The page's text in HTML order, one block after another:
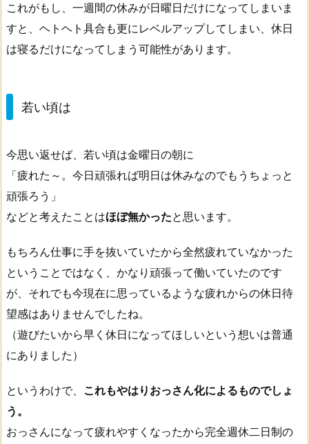
これがもし、一週間の休みが日曜日だけになってしまいま
すと、ヘトヘト具合も更にレベルアップしてしまい、休日
は寝るだけになってしまう可能性があります。
若い頃は
今思い返せば、若い頃は金曜日の朝に
「疲れた～。今日頑張れば明日は休みなのでもうちょっと
頑張ろう」
などと考えたことはほぼ無かったと思います。
もちろん仕事に手を抜いていたから全然疲れていなかった
ということではなく、かなり頑張って働いていたのです
が、それでも今現在に思っているような疲れからの休日待
望感はありませんでしたね。
（遊びたいから早く休日になってほしいという想いは普通
にありました）
というわけで、 これもやはりおっさん化によるものでしょ
う。
おっさんになって疲れやすくなったから完全週休二日制の